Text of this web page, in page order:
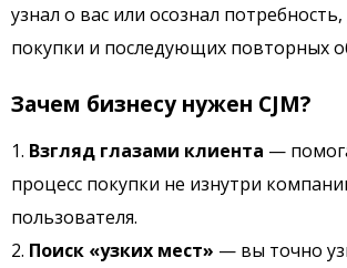
узнал о вас или осознал
покупки и последующих повторных
Зачем бизнесу нужен CJM?
Взгляд глазами клиента —
процесс покупки не изнутри
пользователя.
Поиск «узких мест» — вы точно